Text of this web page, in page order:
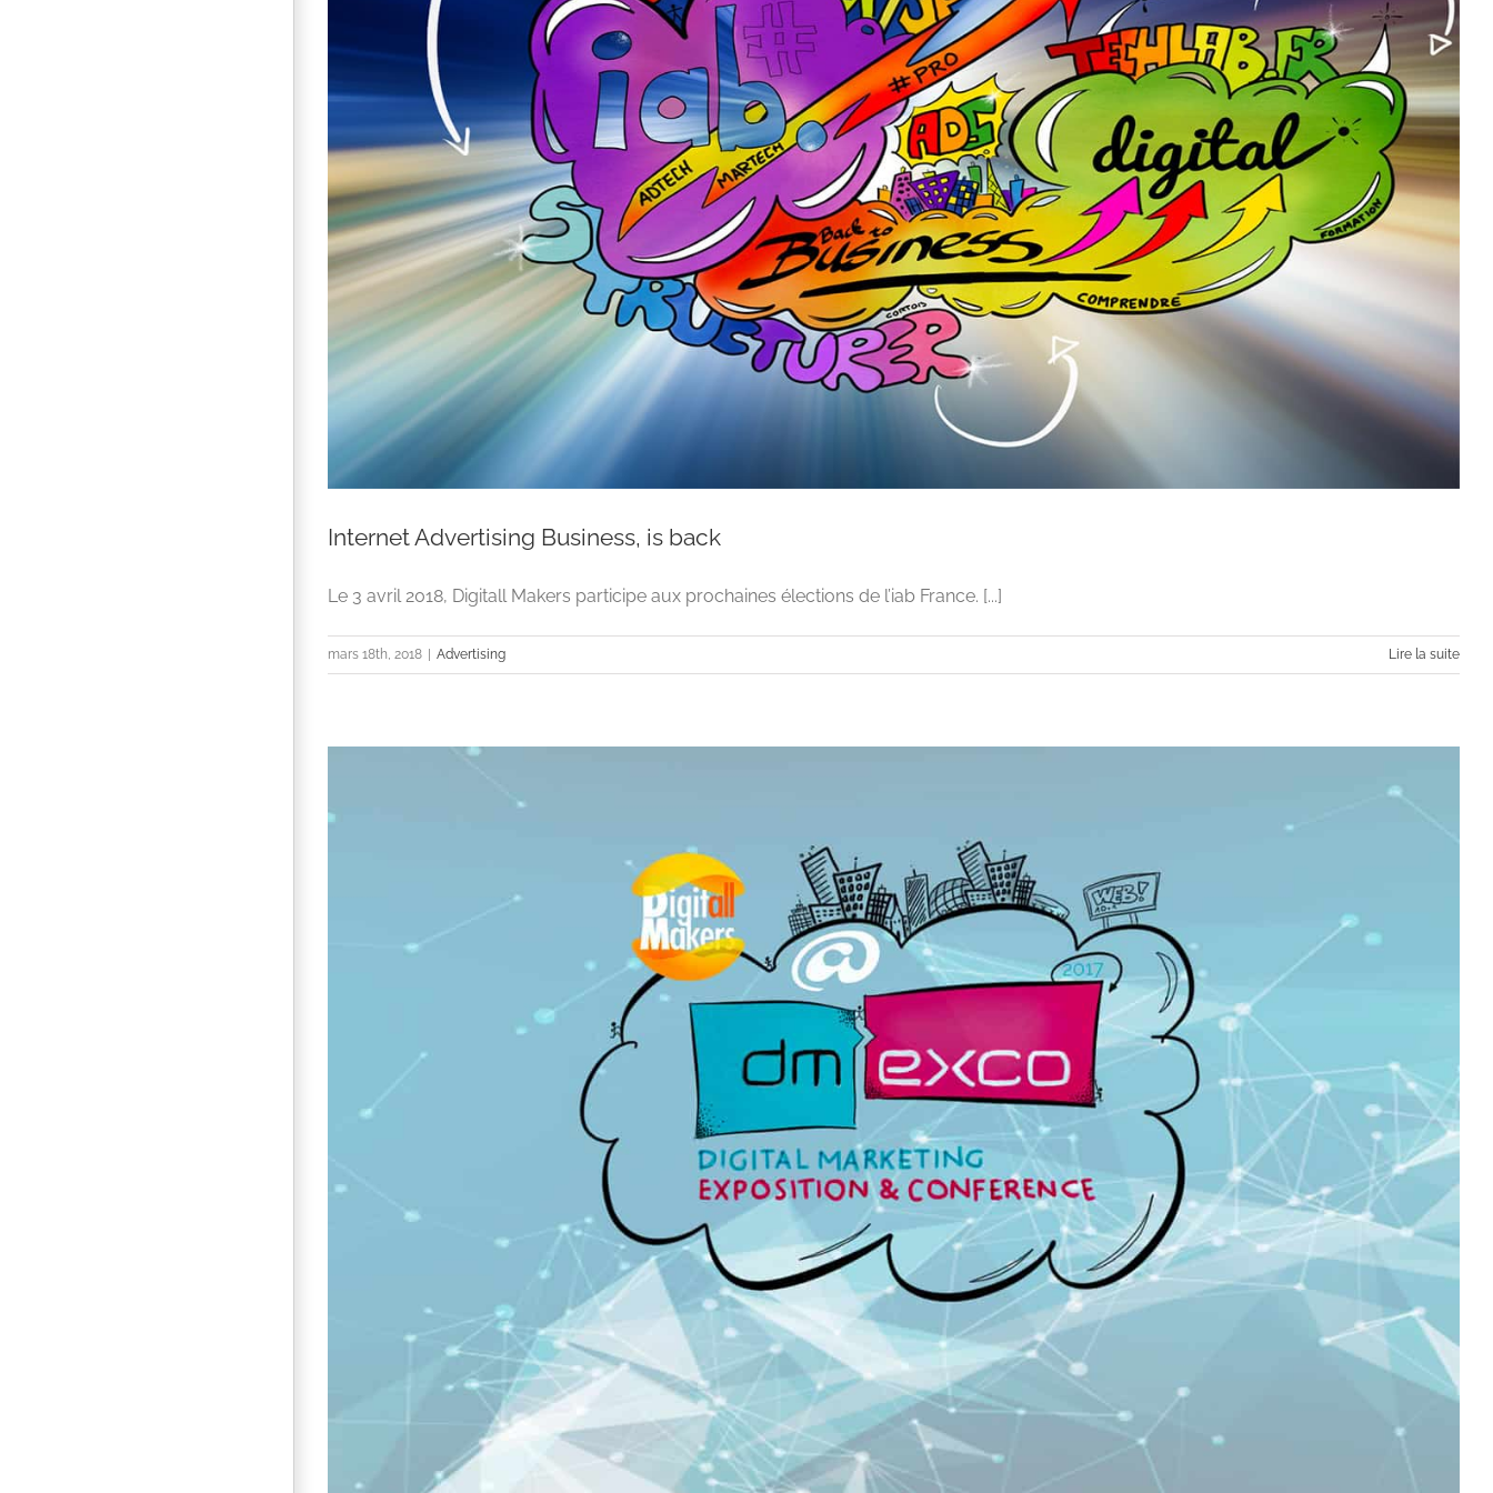
Internet Advertising Business, is back
Advertising
Internet Advertising Business, is back
Le 3 avril 2018, Digitall Makers participe aux prochaines élections de l’iab France. [...]
mars 18th, 2018 | Advertising Lire la suite